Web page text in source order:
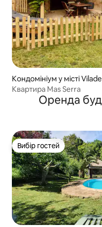
Кондомініум у місті
Квартира Mas Serra
Оренда
Вибір гостей
Вибір гостей